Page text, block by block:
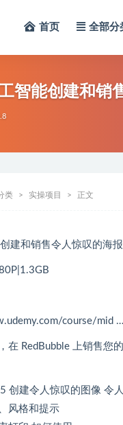
首页 全部分
智能创建和销
类 实操项目 正文
建和销售令人惊叹的海
course/mid
在 RedBubble 上销售您
创建令人惊叹的图像 令人
风格和提示